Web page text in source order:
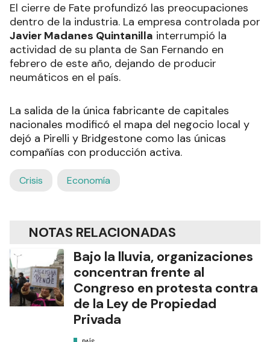
El cierre de Fate profundizó las preocupaciones
dentro de la industria. La empresa controlada por
Javier Madanes Quintanilla interrumpió la
actividad de su planta de San Fernando en
febrero de este año, dejando de producir
neumáticos en el país.
La salida de la única fabricante de capitales
nacionales modificó el mapa del negocio local y
dejó a Pirelli y Bridgestone como las únicas
compañías con producción activa.
Crisis Economía
NOTAS RELACIONADAS
Bajo la lluvia, organizaciones
concentran frente al
Congreso en protesta contra
de la Ley de Propiedad
Privada